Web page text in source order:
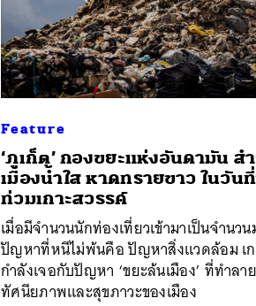
Feature
‘ภูเก็ต’ กองขยะแห่งอันดามัน ส
เมืองน้ำใส หาดทรายขาว ในวัน
ท่วมเกาะสวรรค์
เมื่อมีจำนวนนักท่องเที่ยวเข้ามาเป็นจำนว
ปัญหาที่หนีไม่พ้นคือ ปัญหาสิ่งแวดล้อม เก
กำลังเจอกับปัญหา ‘ขยะล้นเมือง’ ที่ทำลาย
ทัศนียภาพและสุขภาวะของเมือง